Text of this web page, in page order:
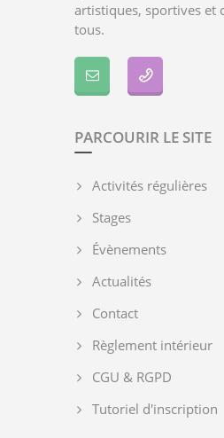
artistiques, sportives et
tous.
PARCOURIR LE SITE
Activités régulières
Stages
Évènements
Actualités
Contact
Règlement intérieur
CGU & RGPD
Tutoriel d'inscription